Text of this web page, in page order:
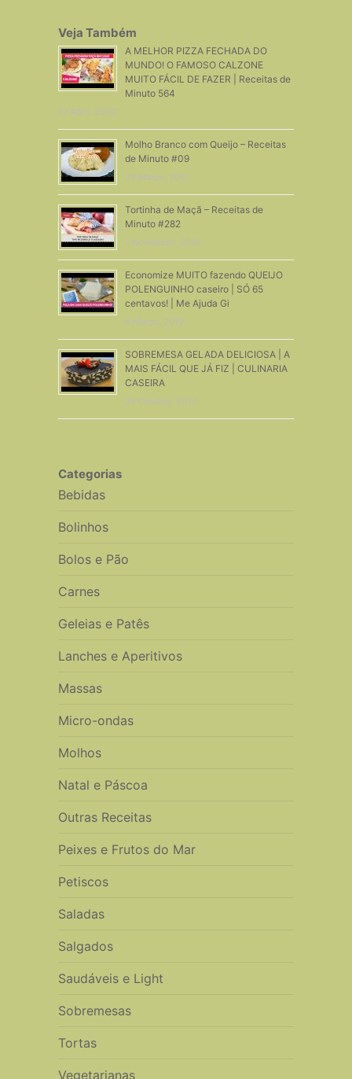
Veja Também
A MELHOR PIZZA FECHADA DO
MUNDO! O FAMOSO CALZONE
MUITO FÁCIL DE FAZER | Receitas de
Minuto 564
27 Abril, 2020
Molho Branco com Queijo – Receitas
de Minuto #09
23 Março, 2011
Tortinha de Maçã – Receitas de
Minuto #282
7 Novembro, 2016
Economize MUITO fazendo QUEIJO
POLENGUINHO caseiro | SÓ 65
centavos! | Me Ajuda Gi
8 Março, 2019
SOBREMESA GELADA DELICIOSA | A
MAIS FÁCIL QUE JÁ FIZ | CULINARIA
CASEIRA
28 Outubro, 2020
Categorias
Bebidas
Bolinhos
Bolos e Pão
Carnes
Geleias e Patês
Lanches e Aperitivos
Massas
Micro-ondas
Molhos
Natal e Páscoa
Outras Receitas
Peixes e Frutos do Mar
Petiscos
Saladas
Salgados
Saudáveis e Light
Sobremesas
Tortas
Vegetarianas